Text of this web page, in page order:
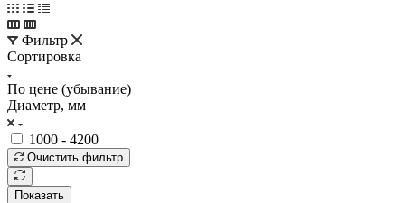
Фильтр
Сортировка
По цене (убывание)
Диаметр, мм
1000 - 4200
Очистить фильтр
Показать